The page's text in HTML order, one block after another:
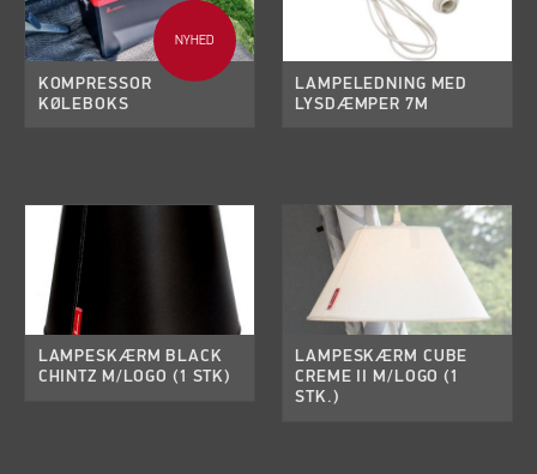
NYHED
KOMPRESSOR
KØLEBOKS
LAMPELEDNING MED
LYSDÆMPER 7M
LAMPESKÆRM BLACK
CHINTZ M/LOGO (1 STK)
LAMPESKÆRM CUBE
CREME II M/LOGO (1
STK.)